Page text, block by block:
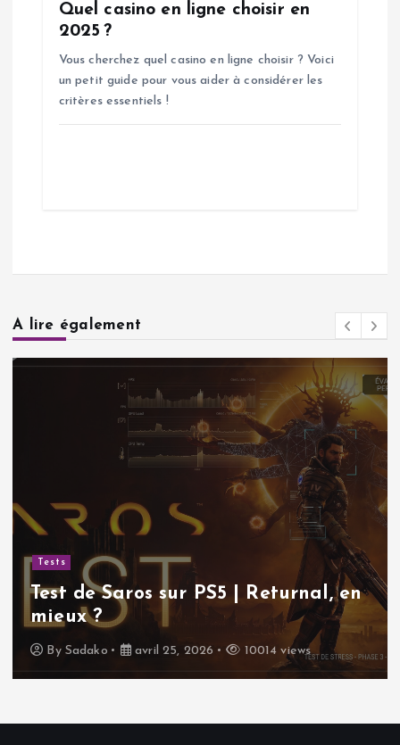
Quel casino en ligne choisir en
2025 ?
Vous cherchez quel casino en ligne choisir ? Voici
un petit guide pour vous aider à considérer les
critères essentiels !
A lire également
Tests
Test de Saros sur PS5 | Returnal, en
mieux ?
By Sadako avril 25, 2026 10014 views